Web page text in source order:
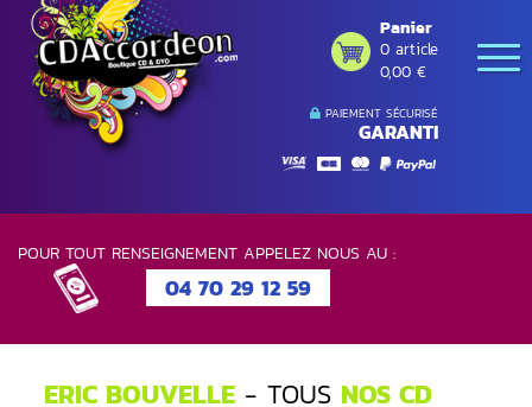
PAIEMENT SÉCURISÉ
GARANTI
Panier
0 article
0,00 €
POUR TOUT RENSEIGNEMENT APPELEZ NOUS AU :
04 70 29 12 59
ERIC BOUVELLE - TOUS NOS CD